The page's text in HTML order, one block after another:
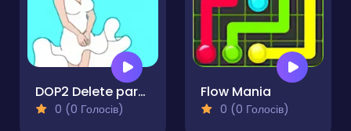
DOP2 Delete part in Love Story
0 (0 Голосів)
Flow Mania
0 (0 Голосів)